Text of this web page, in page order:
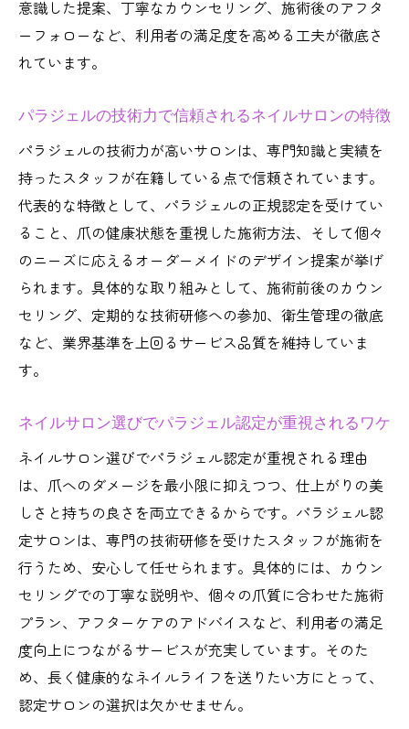
意識した提案、丁寧なカウンセリング、施術後のアフタ
ーフォローなど、利用者の満足度を高める工夫が徹底さ
れています。
パラジェルの技術力で信頼されるネイルサロンの特徴
パラジェルの技術力が高いサロンは、専門知識と実績を
持ったスタッフが在籍している点で信頼されています。
代表的な特徴として、パラジェルの正規認定を受けてい
ること、爪の健康状態を重視した施術方法、そして個々
のニーズに応えるオーダーメイドのデザイン提案が挙げ
られます。具体的な取り組みとして、施術前後のカウン
セリング、定期的な技術研修への参加、衛生管理の徹底
など、業界基準を上回るサービス品質を維持していま
す。
ネイルサロン選びでパラジェル認定が重視されるワケ
ネイルサロン選びでパラジェル認定が重視される理由
は、爪へのダメージを最小限に抑えつつ、仕上がりの美
しさと持ちの良さを両立できるからです。パラジェル認
定サロンは、専門の技術研修を受けたスタッフが施術を
行うため、安心して任せられます。具体的には、カウン
セリングでの丁寧な説明や、個々の爪質に合わせた施術
プラン、アフターケアのアドバイスなど、利用者の満足
度向上につながるサービスが充実しています。そのた
め、長く健康的なネイルライフを送りたい方にとって、
認定サロンの選択は欠かせません。